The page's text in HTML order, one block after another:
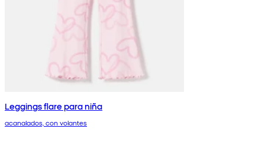
Leggings flare para niña
acanalados, con volantes